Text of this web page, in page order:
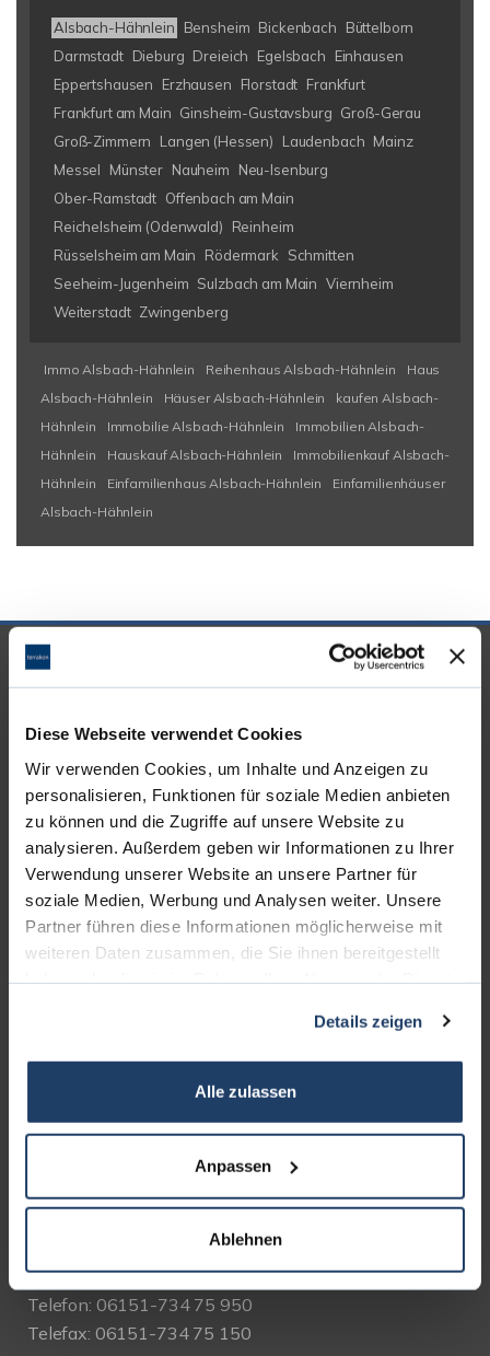
Diese Webseite verwendet Cookies
Wir verwenden Cookies, um Inhalte und Anzeigen zu
personalisieren, Funktionen für soziale Medien anbieten
zu können und die Zugriffe auf unsere Website zu
analysieren. Außerdem geben wir Informationen zu Ihrer
Verwendung unserer Website an unsere Partner für
soziale Medien, Werbung und Analysen weiter. Unsere
Partner führen diese Informationen möglicherweise mit
weiteren Daten zusammen, die Sie ihnen bereitgestellt
Details zeigen
Alle zulassen
Anpassen
Ablehnen
Alsbach-Hähnlein Bensheim Bickenbach
Büttelborn
Darmstadt Dieburg Dreieich Egelsbach
Einhausen
Eppertshausen
Erzhausen Florstadt Frankfurt
Frankfurt am Main Ginsheim-Gustavsburg Groß-Gerau
Groß-Zimmern
Langen (Hessen) Laudenbach Mainz
Messel
Münster Nauheim
Neu-Isenburg
Ober-Ramstadt Offenbach am Main
Reichelsheim (Odenwald)
Reinheim
Rüsselsheim am Main
Rödermark
Schmitten
Seeheim-Jugenheim Sulzbach am Main Viernheim
Weiterstadt Zwingenberg
Immo Alsbach-Hähnlein Reihenhaus Alsbach-Hähnlein
Haus
Alsbach-Hähnlein
Häuser Alsbach-Hähnlein
kaufen Alsbach-
Hähnlein
Immobilie Alsbach-Hähnlein
Immobilien Alsbach-
Hähnlein
Hauskauf Alsbach-Hähnlein
Immobilienkauf Alsbach-
Hähnlein
Einfamilienhaus Alsbach-Hähnlein
Einfamilienhäuser
Alsbach-Hähnlein
UNSERE PARTNER &
64289 Darmstadt
Bürozeiten:
Sa. + So. nach Vereinbarung
Telefon: 06151-734 75 950
Telefax: 06151-734 75 150